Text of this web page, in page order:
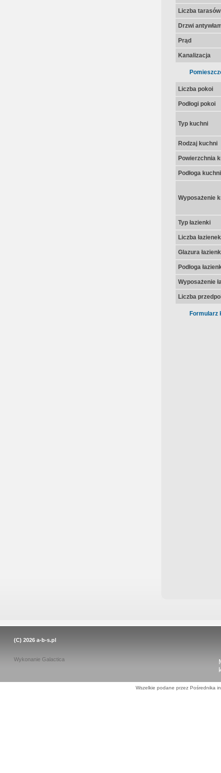
Liczba tarasów
Drzwi
Prąd
Kanalizacja
Liczba pokoi
Podłogi pokoi
Typ kuchni
Rodzaj kuchni
Powierzchnia
Podłoga kuchni
Wyposażenie
Typ łazienki
Liczba łazienek
Glazura
Podłoga
Wyposażenie
Liczba
Formularz
(C) 2026 a-b-s.pl
Wykonanie Galactica
Wszelkie podane przez Pośrednika